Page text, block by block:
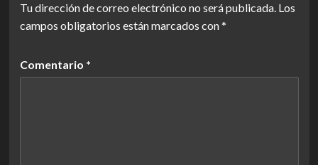
Tu dirección de correo electrónico no será publicada. Los
campos obligatorios están marcados con*
Comentario *